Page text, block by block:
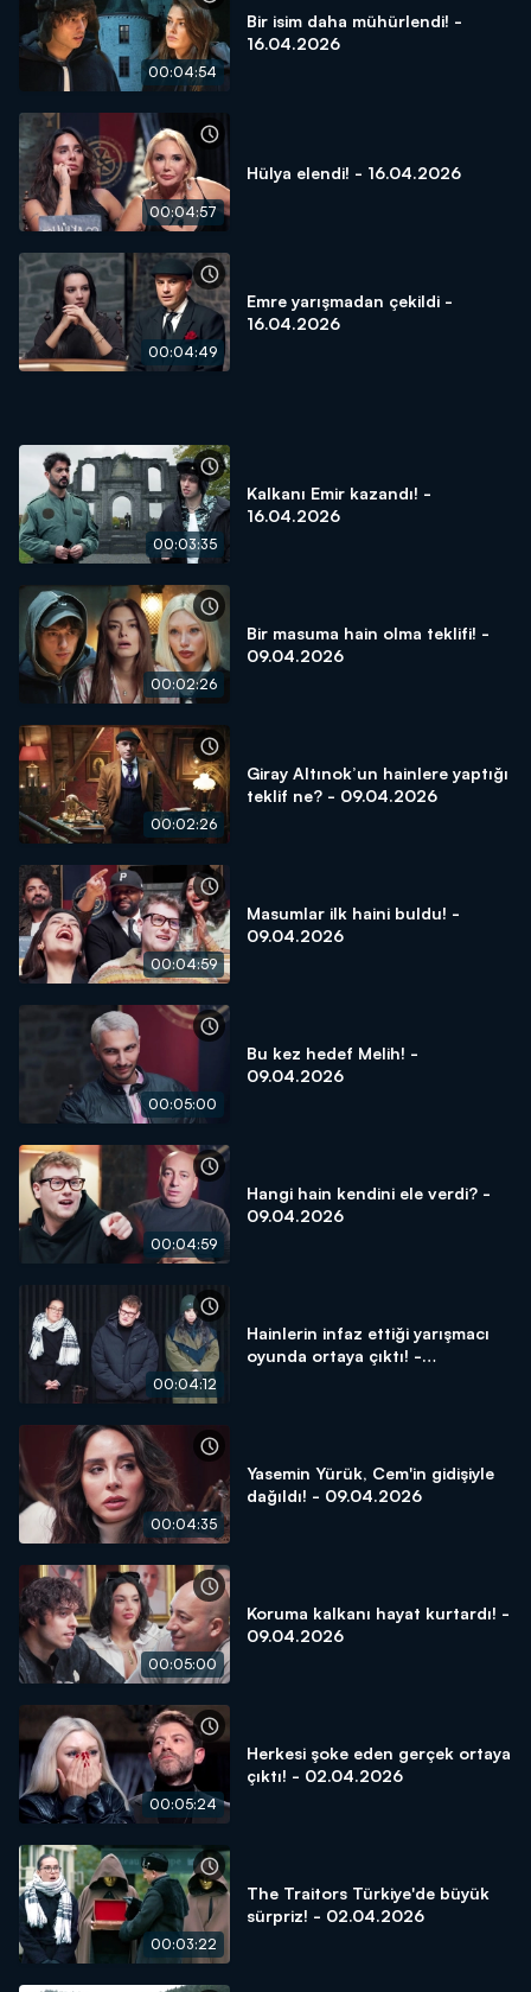
00:04:54
Bir isim daha mühürlendi! -
16.04.2026
00:04:57
Hülya elendi! - 16.04.2026
00:04:49
Emre yarışmadan çekildi -
16.04.2026
00:03:35
Kalkanı Emir kazandı! -
16.04.2026
00:02:26
Bir masuma hain olma teklifi! -
09.04.2026
00:02:26
Giray Altınok’un hainlere yaptığı
teklif ne? - 09.04.2026
00:04:59
Masumlar ilk haini buldu! -
09.04.2026
00:05:00
Bu kez hedef Melih! -
09.04.2026
00:04:59
Hangi hain kendini ele verdi? -
09.04.2026
00:04:12
Hainlerin infaz ettiği yarışmacı
oyunda ortaya çıktı! -
00:04:35
Yasemin Yürük, Cem'in gidişiyle
dağıldı! - 09.04.2026
00:05:00
Koruma kalkanı hayat kurtardı! -
09.04.2026
00:05:24
Herkesi şoke eden gerçek ortaya
çıktı! - 02.04.2026
00:03:22
The Traitors Türkiye'de büyük
sürpriz! - 02.04.2026